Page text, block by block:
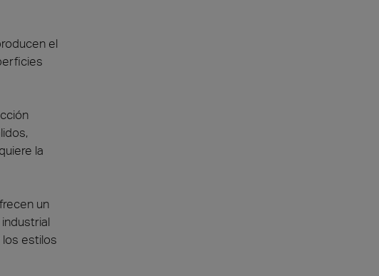
el
la
un
estilos